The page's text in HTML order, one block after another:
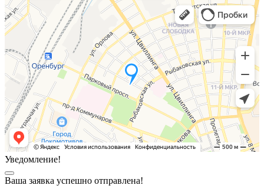
Уведомление!
Ваша заявка успешно отправлена!